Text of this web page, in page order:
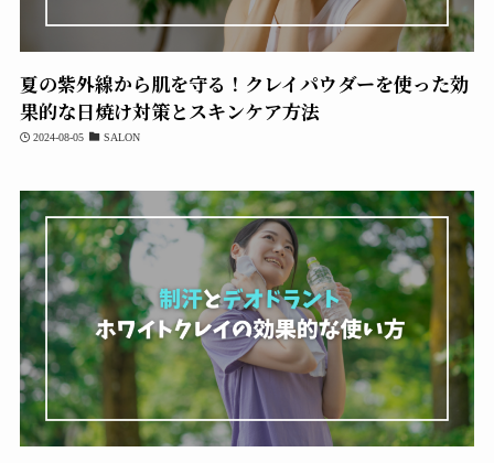
夏の紫外線から肌を守る！クレイパウダーを使った効
果的な日焼け対策とスキンケア方法
2024-08-05 SALON